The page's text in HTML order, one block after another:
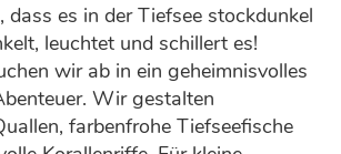
dass es in der Tiefsee stockdunkel
leuchtet und schillert es!
wir ab in ein geheimnisvolles
Wir gestalten
farbenfrohe Tiefseefische